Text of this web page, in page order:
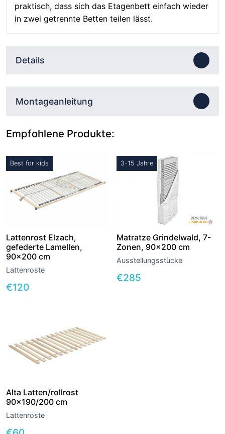
praktisch, dass sich das Etagenbett einfach wieder
in zwei getrennte Betten teilen lässt.
Details
Montageanleitung
Empfohlene Produkte:
Best for kids
Lattenrost Elzach,
gefederte Lamellen,
90×200 cm
Lattenroste
€120
3-15 Jahre
Matratze Grindelwald, 7-
Zonen, 90×200 cm
Ausstellungsstücke
€285
Alta Latten/rollrost
90×190/200 cm
Lattenroste